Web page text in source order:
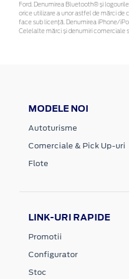
Ford. Denumirea Bluetooth® și
orice utilizare a unor astfel de mărci de
face sub licență. Denumirea iPhone/
Celelalte mărci și denumiri comerciale
MODELE NOI
Autoturisme
Comerciale & Pick Up-uri
Flote
LINK-URI RAPIDE
Promotii
Configurator
Stoc